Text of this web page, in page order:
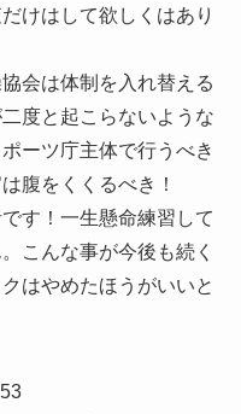
けはして欲しくはあり
会は体制を入れ替える
度と起こらないような
ーツ庁主体で行うべき
腹をくくるべき！
す！一生懸命練習して
こんな事が今後も続く
はやめたほうがいいと